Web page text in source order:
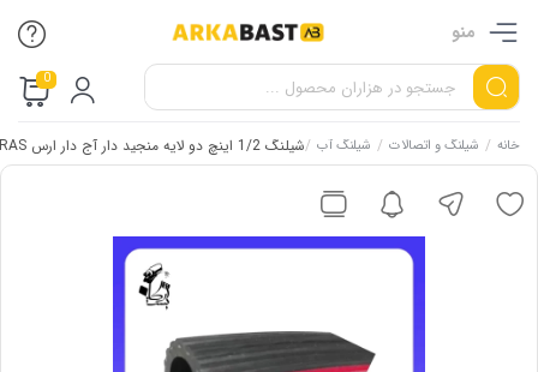
منو
0
خانه / شیلنگ و اتصالات / شیلنگ آب /شیلنگ 1/2 اینچ دو لایه منجید دار آج دار ارس ARAS